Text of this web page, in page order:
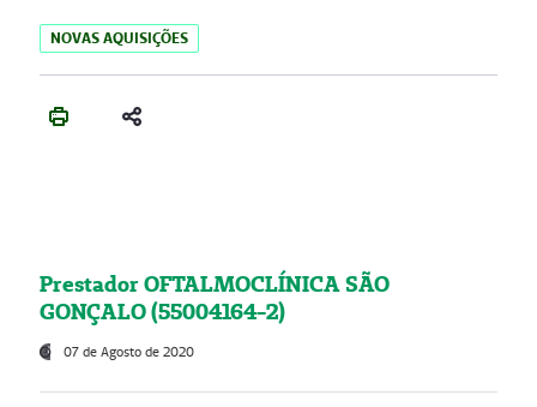
NOVAS AQUISIÇÕES
Prestador OFTALMOCLÍNICA SÃO
GONÇALO (55004164-2)
07 de Agosto de 2020